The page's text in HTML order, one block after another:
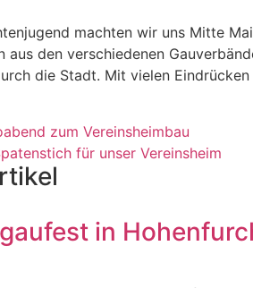
machten wir uns Mitte
aus den verschiedenen
die Stadt. Mit vielen
zum Vereinsheimbau
für unser Vereinsheim
in